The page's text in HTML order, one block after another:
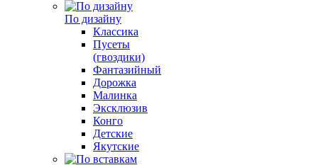
По дизайну
Классика
Пусеты
(гвоздики)
Фантазийный
Дорожка
Малинка
Эксклюзив
Конго
Детские
Якутские